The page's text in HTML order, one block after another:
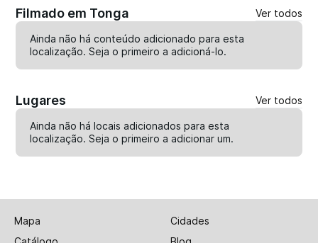
Filmado em Tonga Ver todos
Ainda não há conteúdo adicionado para esta
localização. Seja o primeiro aadicioná-lo.
Lugares Ver todos
Ainda não há locais adicionados para esta
localização. Seja o primeiro aadicionar um.
Mapa
Cidades